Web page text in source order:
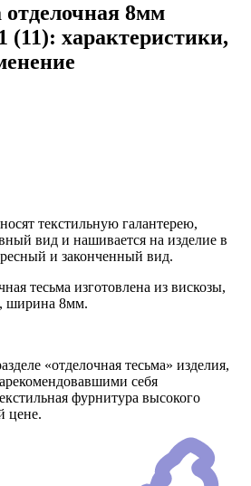
8мм
(11): характеристики,
текстильную галантерею,
вид и нашивается на изделие в
и законченный вид.
тесьма изготовлена из вискозы,
ширина 8мм.
«отделочная тесьма» изделия,
себя
фурнитура высокого
цене.